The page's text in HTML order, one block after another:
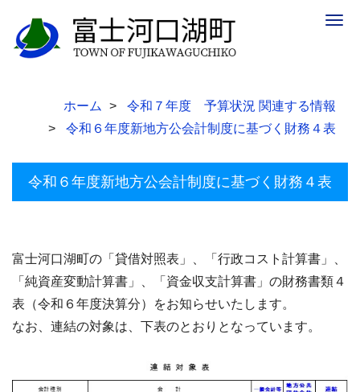
ホーム
令和７年度 予算状況 関連する情報
令和６年度新地方公会計制度に基づく財務４表
令和６年度新地方公会計制度に基づく財務４表
富士河口湖町の「貸借対照表」、「行政コスト計算書」、
「純資産変動計算書」、「資金収支計算書」の財務書類４
表（令和６年度決算分）をお知らせいたします。
なお、 連結の対象は、下表のとおりとなっています。